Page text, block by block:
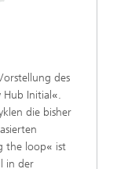
des
Initial «.
die bisher
the loop« ist
in der